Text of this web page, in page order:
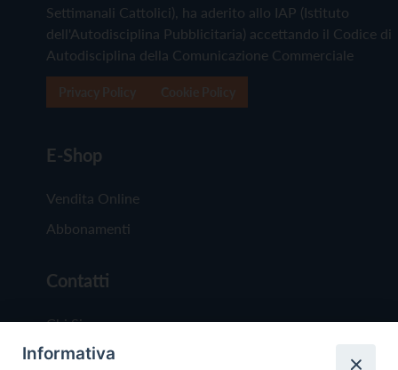
Settimanali Cattolici), ha aderito allo IAP (Istituto
dell'Autodisciplina Pubblicitaria) accettando il Codice di
Autodisciplina della Comunicazione Commerciale
E-Shop
Vendita Online
Abbonamenti
Contatti
Chi Siamo
Redazione
Informativa